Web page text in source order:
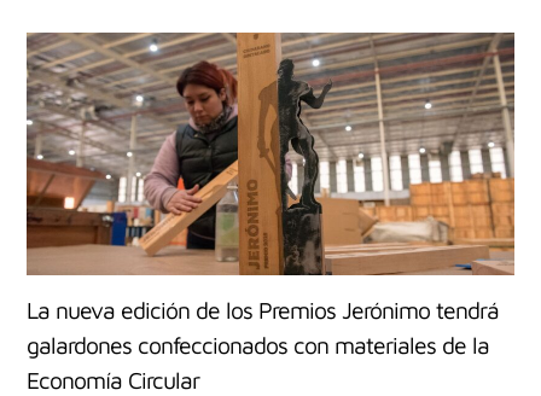
La nueva edición de los Premios Jerónimo tendrá
galardones confeccionados con materiales de la
Economía Circular